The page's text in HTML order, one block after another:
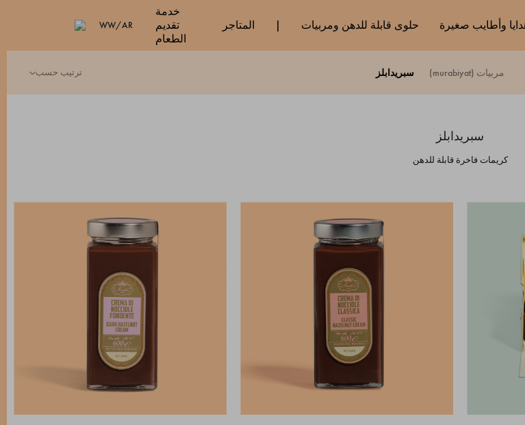
هدايا وأطايب صغيرة حلوى قابلة للدهن ومربيات المتاجر
خدمة
تقديم
الطعام
WW/AR
مربيات (murabiyat) سبريدابلز ترتيب حسب
سبريدابلز
كريمات فاخرة قابلة للدهن